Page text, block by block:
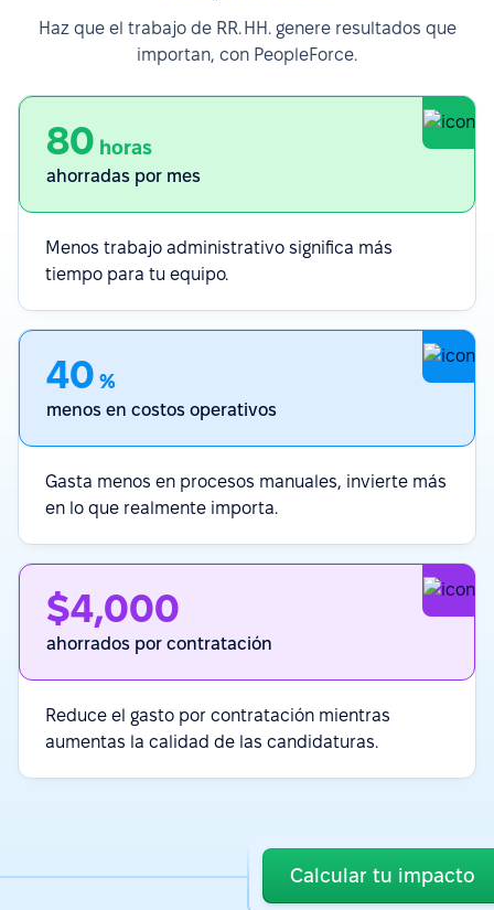
Haz que el trabajo de RR. HH. genere resultados que
importan, con PeopleForce.
80 horas
ahorradas por mes
Menos trabajo administrativo significa más
tiempo para tu equipo.
40 %
menos en costos operativos
Gasta menos en procesos manuales, invierte más
en lo que realmente importa.
$4,000
ahorrados por contratación
Reduce el gasto por contratación mientras
aumentas la calidad de las candidaturas.
Calcular tu impacto